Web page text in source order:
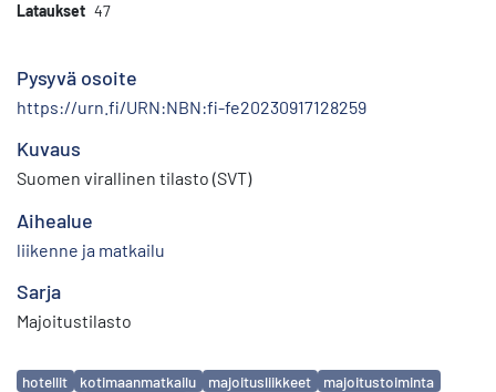
Lataukset 47
Pysyvä osoite
https://urn.fi/URN:NBN:fi-fe20230917128259
Kuvaus
Suomen virallinen tilasto (SVT)
Aihealue
liikenne ja matkailu
Sarja
Majoitustilasto
Avainsanat
hotellit kotimaanmatkailu majoitusliikkeet
majoitustoiminta